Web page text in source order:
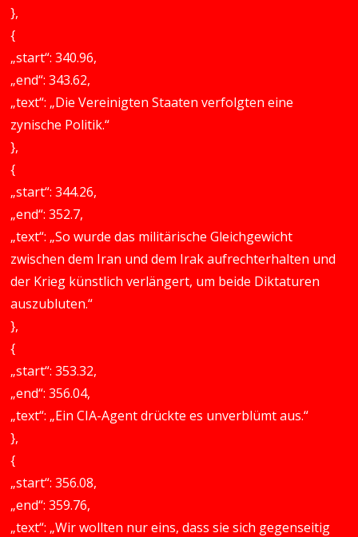
},
{
„start“: 340.96,
„end“: 343.62,
„text“: „Die Vereinigten Staaten verfolgten eine
zynische Politik.“
},
{
„start“: 344.26,
„end“: 352.7,
„text“: „So wurde das militärische Gleichgewicht
zwischen dem Iran und dem Irak aufrechterhalten und
der Krieg künstlich verlängert, um beide Diktaturen
auszubluten.“
},
{
„start“: 353.32,
„end“: 356.04,
„text“: „Ein CIA-Agent drückte es unverblümt aus.“
},
{
„start“: 356.08,
„end“: 359.76,
„text“: „Wir wollten nur eins, dass sie sich gegenseitig